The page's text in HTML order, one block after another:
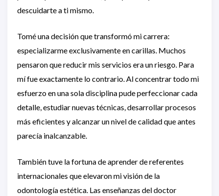
descuidarte a ti mismo.
Tomé una decisión que transformó mi carrera:
especializarme exclusivamente en carillas. Muchos
pensaron que reducir mis servicios era un riesgo. Para
mí fue exactamente lo contrario. Al concentrar todo mi
esfuerzo en una sola disciplina pude perfeccionar cada
detalle, estudiar nuevas técnicas, desarrollar procesos
más eficientes y alcanzar un nivel de calidad que antes
parecía inalcanzable.
También tuve la fortuna de aprender de referentes
internacionales que elevaron mi visión de la
odontología estética. Las enseñanzas del doctor